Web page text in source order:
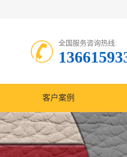
全国服务咨询热线:
客户案例